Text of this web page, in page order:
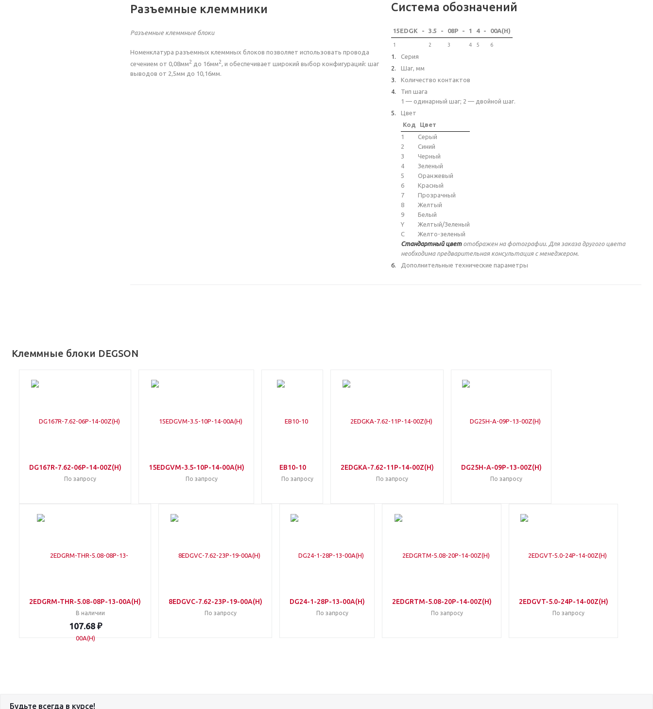
Разъемные клеммники
Разъемные клеммные блоки
Номенклатура разъемных клеммных блоков позволяет использовать провода
сечением от 0,08мм2 до 16мм2, и обеспечивает широкий выбор конфигураций: шаг
выводов от 2,5мм до 10,16мм.
Система обозначений
15EDGK - 3.5 - 08P - 1 4 - 00A(H)
1 2 3 4 5 6
Серия
Шаг, мм
Количество контактов
Тип шага
1 — одинарный шаг; 2 — двойной шаг.
Цвет
Код
Цвет
1
Серый
2
Синий
3
Черный
4
Зеленый
5
Оранжевый
6
Красный
7
Прозрачный
8
Желтый
9
Белый
Y
Желтый/Зеленый
C
Желто-зеленый
Стандартный цветотображен на фотографии. Для заказа другого цвета
необходима предварительная консультация с менеджером.
Дополнительные технические параметры
Клеммные блоки DEGSON
DG167R-7.62-06P-14-00Z(H)
По запросу
15EDGVM-3.5-10P-14-00A(H)
По запросу
EB10-10
По запросу
2EDGKA-7.62-11P-14-00Z(H)
По запросу
DG25H-A-09P-13-00Z(H)
По запросу
2EDGRM-THR-5.08-08P-13-00A(H)
В наличии
107.68 ₽
8EDGVC-7.62-23P-19-00A(H)
По запросу
DG24-1-28P-13-00A(H)
По запросу
2EDGRTM-5.08-20P-14-00Z(H)
По запросу
2EDGVT-5.0-24P-14-00Z(H)
По запросу
Будьте всегда в курсе!